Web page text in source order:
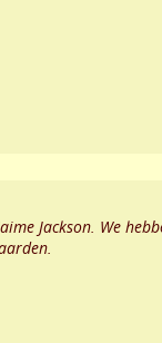
Jackson. We